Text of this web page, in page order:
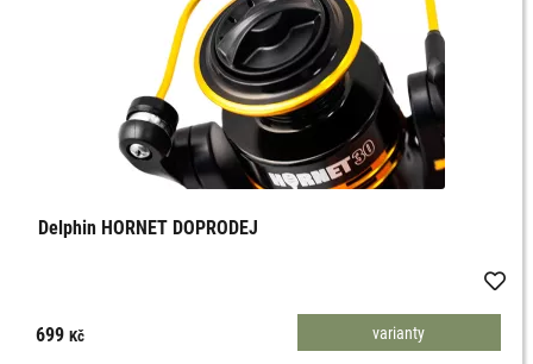
Delphin HORNET DOPRODEJ
varianty
699Kč